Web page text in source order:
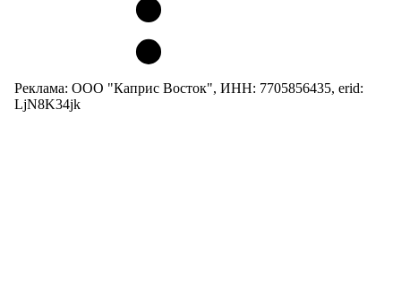
Реклама: ООО "Каприс Восток", ИНН: 7705856435, erid:
LjN8K34jk